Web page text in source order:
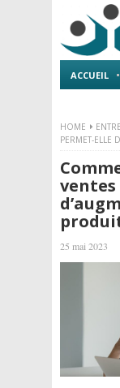
ACCUEIL
HOME
PERMET-ELLE
25 mai 2023